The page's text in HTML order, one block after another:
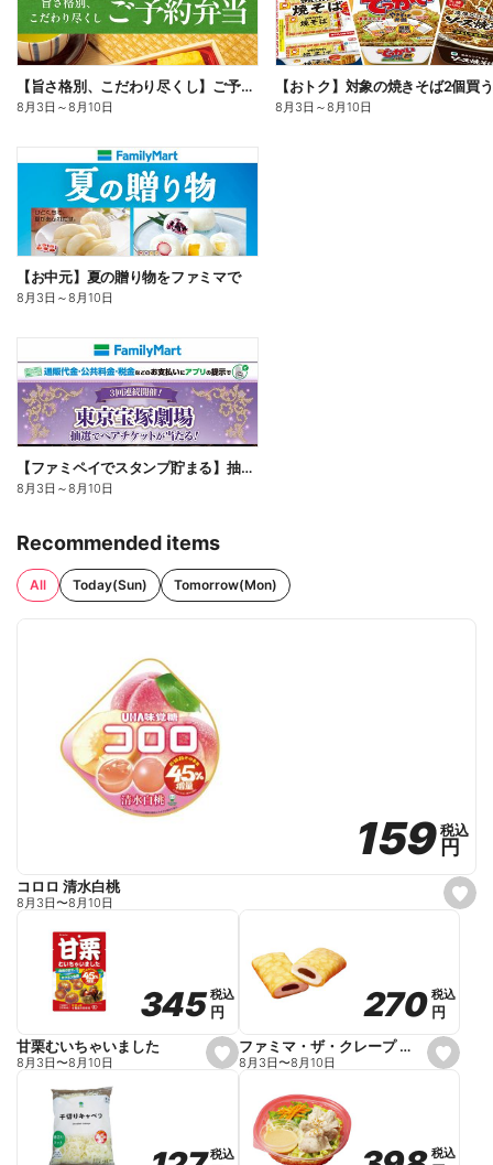
【旨さ格別、こだわり尽くし】ご予約弁当
8月3日 ～8月10日 8月3日 ～8月10日
【お中元】夏の贈り物をファミマで
8月3日 ～8月10日
【ファミペイでスタンプ貯まる】抽選でペアチケットが当たる!
8月3日 ～8月10日
Recommended items
All Today(Sun) Tomorrow(Mon)
s
e
159
159税込
税込
円
円
コロロ 清水白桃
8月3日〜8月10日
s
e
o
r
345
345税込
税込
円
円
甘栗むいちゃいました
8月3日〜8月10日
s
e
o
r
270
270 税込
税込
円
円
ファミマ・ザ・クレープ 生チョコ
8月3日〜8月10日
税込
税込 税込
税込